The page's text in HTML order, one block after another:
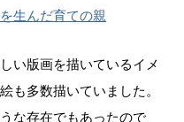
生んだ育ての親
い版画を描いているイメ
も多数描いていました。
な存在でもあったので